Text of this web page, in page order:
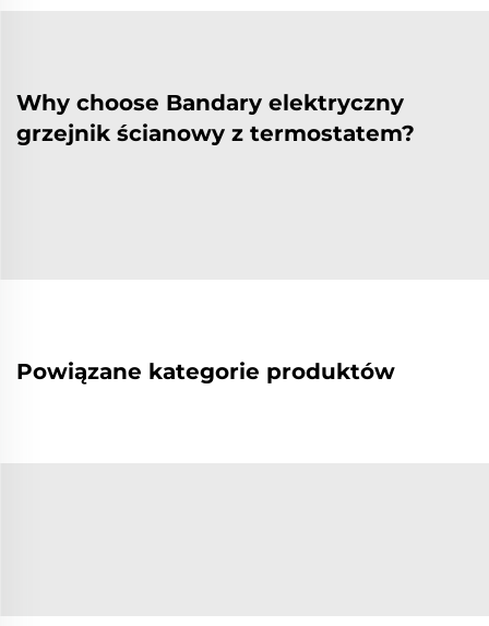
Why choose Bandary elektryczny
grzejnik ścianowy z termostatem?
Powiązane kategorie produktów